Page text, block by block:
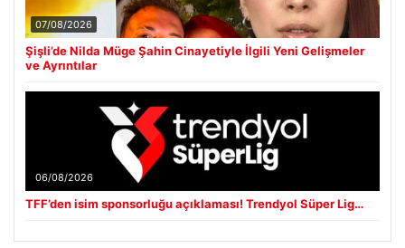
07/08/2026
Şişli’de Nilda Müge Şahin Cinayetiyle İlgili Yeni Gelişmeler
ve Ayrıntılar
06/08/2026
TFF’den isim sponsorluğu açıklaması! Trendyol Süper Lig…